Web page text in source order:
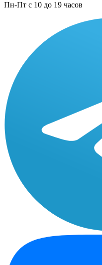
Пн-Пт с 10 до 19 часов